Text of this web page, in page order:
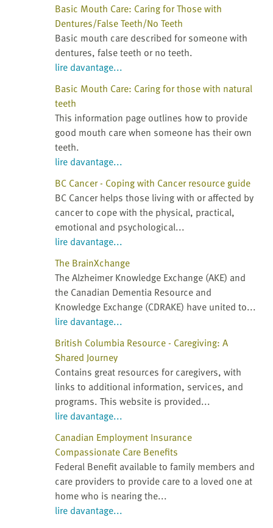
Basic Mouth Care: Caring for Those with
Dentures/False Teeth/No Teeth
Basic mouth care described for someone with
dentures, false teeth or no teeth.
lire davantage...
Basic Mouth Care: Caring for those with natural
teeth
This information page outlines how to provide
good mouth care when someone has their own
teeth.
lire davantage...
BC Cancer - Coping with Cancer resource guide
BC Cancer helps those living with or affected by
cancer to cope with the physical, practical,
emotional and psychological...
lire davantage...
The BrainXchange
The Alzheimer Knowledge Exchange (AKE) and
the Canadian Dementia Resource and
Knowledge Exchange (CDRAKE) have united to...
lire davantage...
British Columbia Resource - Caregiving: A
Shared Journey
Contains great resources for caregivers, with
links to additional information, services, and
programs. This website is provided...
lire davantage...
Canadian Employment Insurance
Compassionate Care Benefits
Federal Benefit available to family members and
care providers to provide care to a loved one at
home who is nearing the...
lire davantage...